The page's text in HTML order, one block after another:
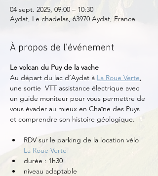
04 sept. 2025, 09:00 – 10:30
Aydat, Le chadelas, 63970 Aydat, France
À propos de l'événement
Le volcan du Puy de la vache
Au départ du lac d’Aydat à La Roue Verte,
une sortie  VTT assistance électrique avec
un guide moniteur pour vous permettre de
vous évader au mieux en Chaîne des Puys
et comprendre son histoire géologique.
RDV sur le parking de la location vélo
La Roue Verte
durée : 1h30
niveau adaptable